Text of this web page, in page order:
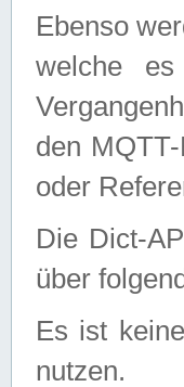
Ebenso
welche
den
oder
Die Dict-
über
Es ist
nutzen.